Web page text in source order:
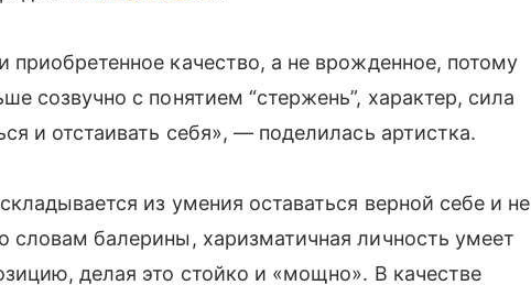
приобретенное качество, а не врожденное, потому
созвучно с понятием “стержень”, характер, сила
и отстаивать себя», — поделилась артистка.
из умения оставаться верной себе и не
словам балерины, харизматичная личность умеет
делая это стойко и «мощно». В качестве